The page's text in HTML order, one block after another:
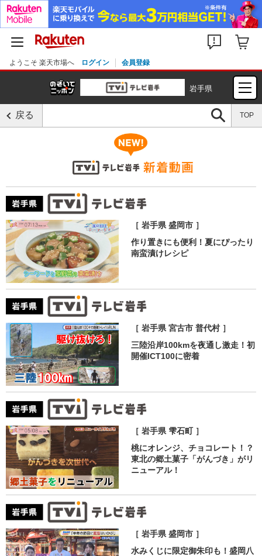
ようこそ 楽天市場へ ログイン 会員登録
岩手県
戻る TOP
［ 岩手県 盛岡市 ］
作り置きにも便利！夏にぴったり
南蛮漬けレシピ
［ 岩手県 宮古市 普代村 ］
三陸沿岸100kmを夜通し激走！初
開催ICT100に密着
［ 岩手県 雫石町 ］
桃にオレンジ、チョコレート！？
東北の郷土菓子「がんづき」がリ
ニューアル！
［ 岩手県 盛岡市 ］
水みくじに限定御朱印も！盛岡八